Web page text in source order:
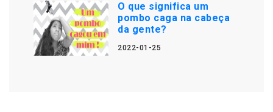
O que significa um
pombo caga na cabeça
da gente?
2022-01-25